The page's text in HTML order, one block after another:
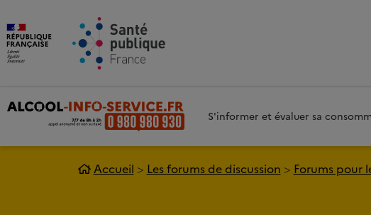
S'informer et évaluer sa
Accueil Les forums de discussion Forums pour